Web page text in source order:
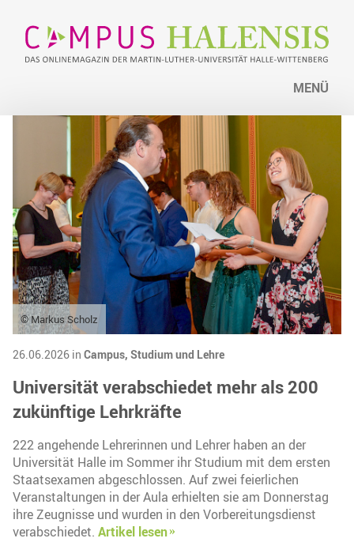
MENÜ
© Markus Scholz
26.06.2026 in Campus, Studium und Lehre
Universität verabschiedet mehr als 200
zukünftige Lehrkräfte
222 angehende Lehrerinnen und Lehrer haben an der
Universität Halle im Sommer ihr Studium mit dem ersten
Staatsexamen abgeschlossen. Auf zwei feierlichen
Veranstaltungen in der Aula erhielten sie am Donnerstag
ihre Zeugnisse und wurden in den Vorbereitungsdienst
verabschiedet. Artikel lesen